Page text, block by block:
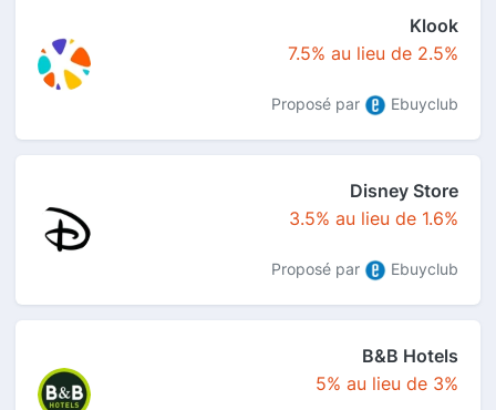
Klook
7.5% au lieu de 2.5%
Proposé par Ebuyclub
Disney Store
3.5% au lieu de 1.6%
Proposé par Ebuyclub
B&B Hotels
5% au lieu de 3%